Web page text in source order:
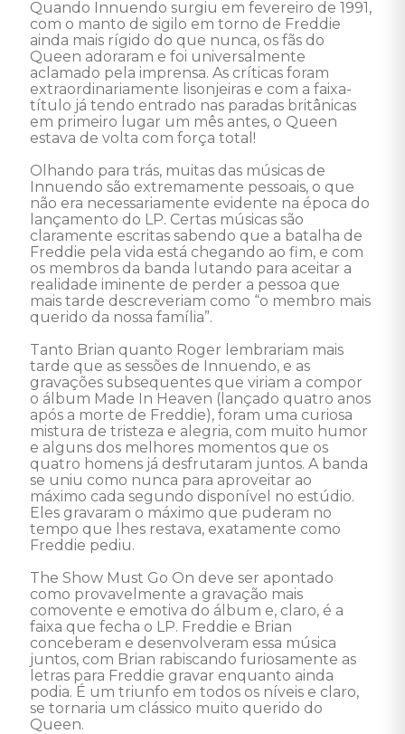
Quando Innuendo surgiu em fevereiro de 1991,
com o manto de sigilo em torno de Freddie
ainda mais rígido do que nunca, os fãs do
Queen adoraram e foi universalmente
aclamado pela imprensa. As críticas foram
extraordinariamente lisonjeiras e com a faixa-
título já tendo entrado nas paradas britânicas
em primeiro lugar um mês antes, o Queen
estava de volta com força total!
Olhando para trás, muitas das músicas de
Innuendo são extremamente pessoais, o que
não era necessariamente evidente na época do
lançamento do LP. Certas músicas são
claramente escritas sabendo que a batalha de
Freddie pela vida está chegando ao fim, e com
os membros da banda lutando para aceitar a
realidade iminente de perder a pessoa que
mais tarde descreveriam como “o membro mais
querido da nossa família”.
Tanto Brian quanto Roger lembrariam mais
tarde que as sessões de Innuendo, e as
gravações subsequentes que viriam a compor
o álbum Made In Heaven (lançado quatro anos
após a morte de Freddie), foram uma curiosa
mistura de tristeza e alegria, com muito humor
e alguns dos melhores momentos que os
quatro homens já desfrutaram juntos. A banda
se uniu como nunca para aproveitar ao
máximo cada segundo disponível no estúdio.
Eles gravaram o máximo que puderam no
tempo que lhes restava, exatamente como
Freddie pediu.
The Show Must Go On deve ser apontado
como provavelmente a gravação mais
comovente e emotiva do álbum e, claro, é a
faixa que fecha o LP. Freddie e Brian
conceberam e desenvolveram essa música
juntos, com Brian rabiscando furiosamente as
letras para Freddie gravar enquanto ainda
podia. É um triunfo em todos os níveis e claro,
se tornaria um clássico muito querido do
Queen.